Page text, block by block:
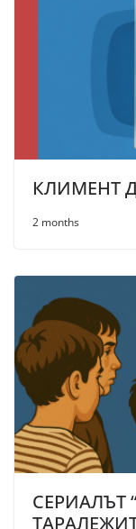
КЛИМЕНТ
2 months
СЕРИАЛЪТ